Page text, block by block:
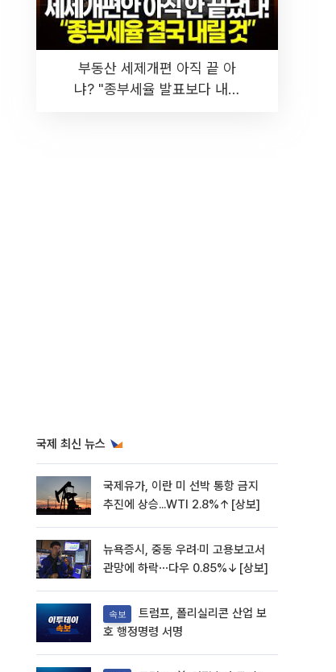
부동산 세제개편 아직 끝 아
냐? "종부세율 발표보다 내릴
국제 최신 뉴스
국제유가, 이란 미 선박 통항 금지
추진에 상승...WTI 2.8%↑[상보]
뉴욕증시, 중동 우려·미 고용보고서
관망에 하락⋯다우 0.85%↓[상보]
속보
호 행정명령 서명